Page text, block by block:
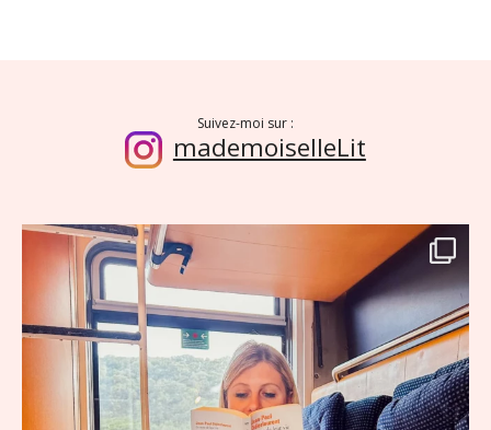
Suivez-moi sur :
mademoiselleLit